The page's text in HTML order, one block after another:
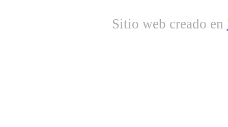
Sitio web creado en